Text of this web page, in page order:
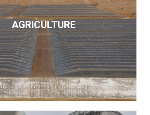
AGRICULTURE